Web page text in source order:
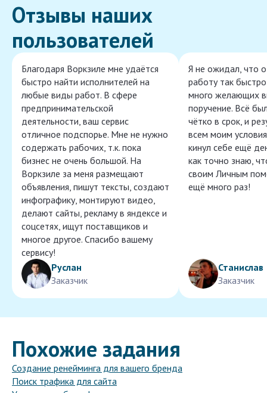
Отзывы наших
пользователей
Благодаря Воркзиле мне удаётся
быстро найти исполнителей на
любые виды работ. В сфере
предпринимательской
деятельности, ваш сервис
отличное подспорье. Мне не нужно
содержать рабочих, т.к. пока
бизнес не очень большой. На
Воркзиле за меня размещают
объявления, пишут тексты, создают
инфографику, монтируют видео,
делают сайты, рекламу в яндексе и
соцсетях, ищут поставщиков и
многое другое. Спасибо вашему
сервису!
Руслан
Заказчик
Я не ожидал, что
работу так
много желающих
поручение. Всё
чётко в срок, и
всем моим
кинул себе ещё
как точно знаю,
своим Личным
ещё много раз!
Станислав
Заказчик
Похожие задания
Создание ренейминга для вашего бренда
Поиск трафика для сайта